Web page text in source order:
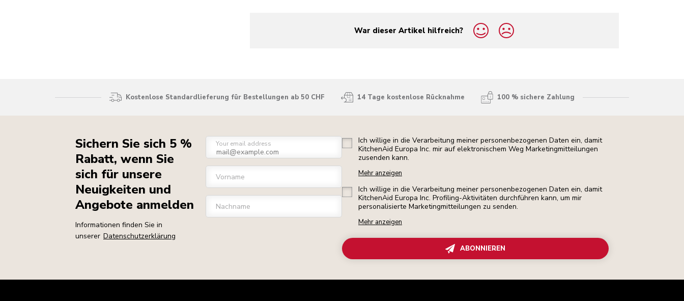
War dieser Artikel hilfreich?
yes
no
Kostenlose Standardlieferung für Bestellungen ab 50 CHF 14 Tage kostenlose Rücknahme 100 % sichere Zahlung
Sichern Sie sich 5 %
Rabatt, wenn Sie
sich für unsere
Neuigkeiten und
Angebote anmelden
Informationen finden Sie in
unserer Datenschutzerklärung
Your email address
Vorname
Nachname
Ich willige in die Verarbeitung meiner personenbezogenen Daten ein, damit
KitchenAid Europa Inc. mir auf elektronischem Weg Marketingmitteilungen
zusenden kann.
Mehr anzeigen
Ich willige in die Verarbeitung meiner personenbezogenen Daten ein, damit
KitchenAid Europa Inc. Profiling-Aktivitäten durchführen kann, um mir
personalisierte Marketingmitteilungen zu senden.
Mehr anzeigen
ABONNIEREN